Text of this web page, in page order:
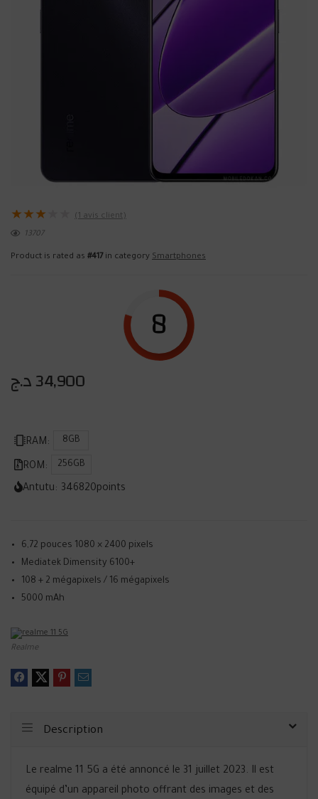
★ ★ ★ ( 1avis client)
13707
Product is rated as #417 in category Smartphones
8
34,900د.ج
RAM: 8GB
ROM: 256GB
Antutu: 346820points
6,72 pouces 1080 × 2400 pixels
Mediatek Dimensity 6100+
108 + 2 mégapixels / 16 mégapixels
5000 mAh
Realme
Description
Le realme 11 5G a été annoncé le 31 juillet 2023. Il est
équipé d’un appareil photo offrant des images et des